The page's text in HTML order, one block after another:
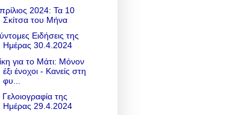
2024: Τα 10
Σκίτσα του Μήνα
Ειδήσεις της
Ημέρας 30.4.2024
για το Μάτι: Μόνον
έξι ένοχοι - Κανείς στη
φυ...
της
Ημέρας 29.4.2024